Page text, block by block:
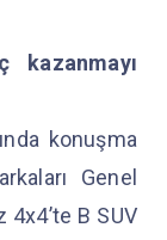
kazanmayı
konuşma
Genel
4x4’te B SUV